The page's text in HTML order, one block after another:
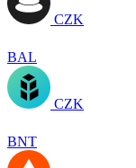
CZK
BAL
CZK
BNT